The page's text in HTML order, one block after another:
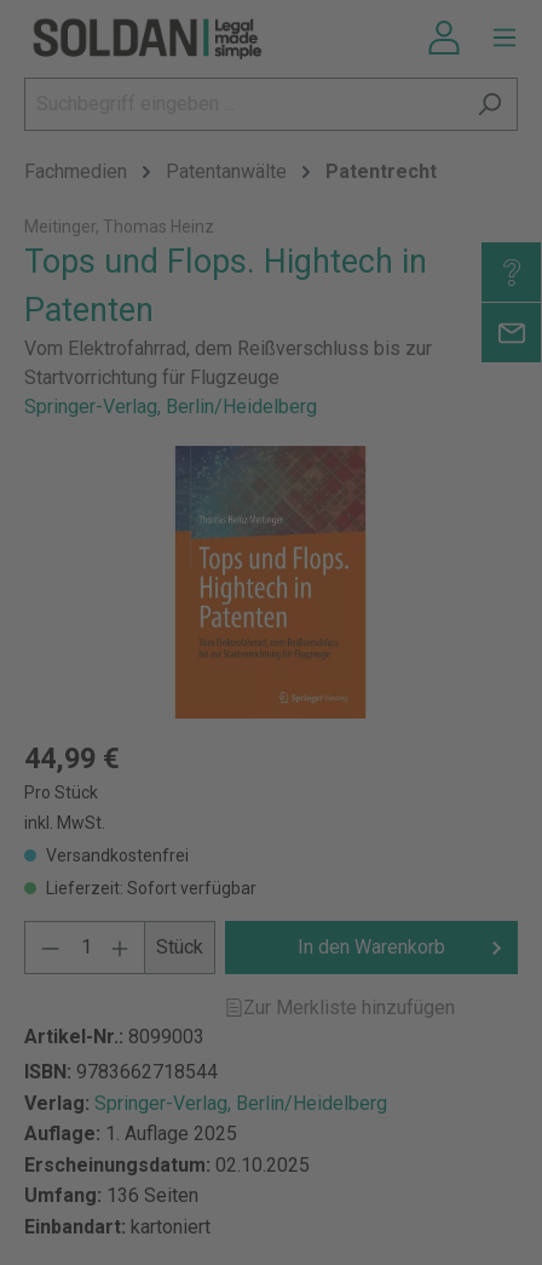
Fachmedien Patentanwälte Patentrecht
Meitinger, Thomas Heinz
Tops und Flops. Hightech in
Patenten
Vom Elektrofahrrad, dem Reißverschluss bis zur
Startvorrichtung für Flugzeuge
Springer-Verlag, Berlin/Heidelberg
44,99 €
Pro Stück
inkl. MwSt.
Versandkostenfrei
Lieferzeit: Sofort verfügbar
Stück In den Warenkorb
Zur Merkliste hinzufügen
Artikel-Nr.: 8099003
ISBN: 9783662718544
Verlag: Springer-Verlag, Berlin/Heidelberg
Auflage: 1. Auflage 2025
Erscheinungsdatum: 02.10.2025
Umfang: 136 Seiten
Einbandart: kartoniert